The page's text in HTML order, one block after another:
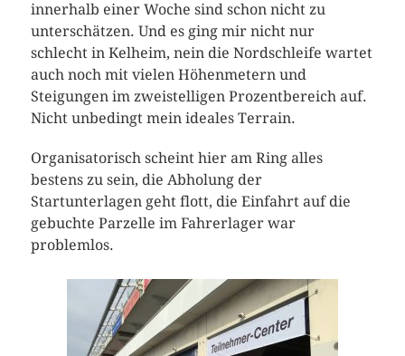
innerhalb einer Woche sind schon nicht zu
unterschätzen. Und es ging mir nicht nur
schlecht in Kelheim, nein die Nordschleife wartet
auch noch mit vielen Höhenmetern und
Steigungen im zweistelligen Prozentbereich auf.
Nicht unbedingt mein ideales Terrain.
Organisatorisch scheint hier am Ring alles
bestens zu sein, die Abholung der
Startunterlagen geht flott, die Einfahrt auf die
gebuchte Parzelle im Fahrerlager war
problemlos.